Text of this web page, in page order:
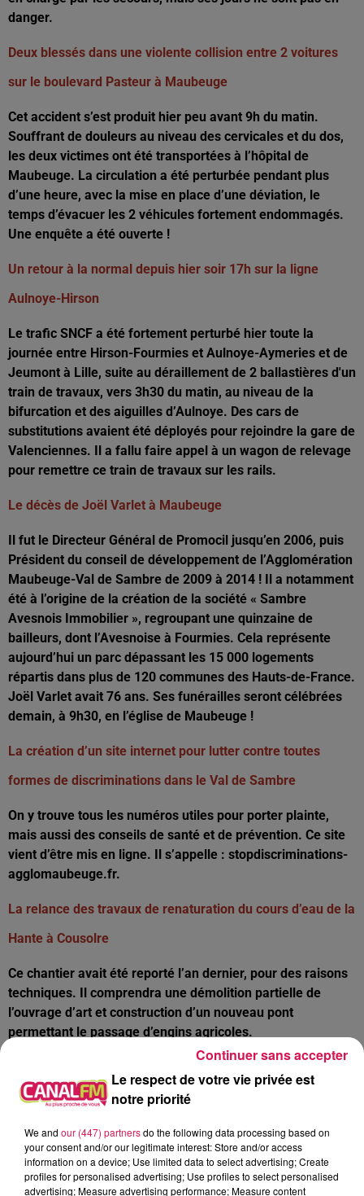
danger.
Deux blessés dans une violente collision entre 2 voitures
sur le boulevard Pasteur à Maubeuge
Cet accident s’est produit hier peu avant 9h du matin.
Souffrant de douleurs au niveau des cervicales et du dos,
les deux victimes ont été transportées à l’hôpital de
Maubeuge. La circulation a été perturbée pendant plus
d’une heure, avec la mise en place d’une déviation, le
temps d’évacuer les 2 véhicules fortement endommagés.
Une enquête a été ouverte !
Un retour à la normal depuis hier soir 17h sur la ligne
Aulnoye-Hirson
Le trafic SNCF a été fortement perturbé hier toute la
journée entre Hirson-Fourmies et Aulnoye-Aymeries et de
Jeumont à Lille, suite au déraillement de 2 ballastières d'un
train de travaux, vers 3h30 du matin, au niveau de la
bifurcation et des aiguilles d’Aulnoye. Des cars de
substitutions avaient été déployés pour rejoindre la gare de
Valenciennes. Il a fallu faire appel à un wagon de relevage
pour remettre ce train de travaux sur les rails.
Le décès de Joël Varlet à Maubeuge
Il fut le Directeur Général de Promocil jusqu’en 2006, puis
Président du conseil de développement de l’Agglomération
Maubeuge-Val de Sambre de 2009 à 2014 ! Il a notamment
été à l’origine de la création de la société « Sambre
Avesnois Immobilier », regroupant une quinzaine de
bailleurs, dont l’Avesnoise à Fourmies. Cela représente
aujourd’hui un parc dépassant les 15 000 logements
répartis dans plus de 120 communes des Hauts-de-France.
Joël Varlet avait 76 ans. Ses funérailles seront célébrées
demain, à 9h30, en l’église de Maubeuge !
La création d’un site internet pour lutter contre toutes
formes de discriminations dans le Val de Sambre
On y trouve tous les numéros utiles pour porter plainte,
mais aussi des conseils de santé et de prévention. Ce site
vient d’être mis en ligne. Il s’appelle : stopdiscriminations-
agglomaubeuge.fr.
La relance des travaux de renaturation du cours d’eau de la
Hante à Cousolre
Ce chantier avait été reporté l’an dernier, pour des raisons
techniques. Il comprendra une démolition partielle de
l’ouvrage d’art et construction d’un nouveau pont
permettant le passage d’engins agricoles.
La fin des travaux d’accessibilité de l’église de Recquignies
Il s’agit du dernier bâtiment public réhabilité dans le cadre
Recquignies. Notez que tous les bâtiments communaux
sont désormais accessibles aux personnes à mobilité
réduite.
Le respect de votre vie privée est
notre priorité
We and our (447) partnersdo the following data processing based on
your consent and/or our legitimate interest: Store and/or access
information on a device; Use limited data to select advertising; Create
profiles for personalised advertising; Use profiles to select personalised
advertising; Measure advertising performance; Measure content
Continuer sans accepter